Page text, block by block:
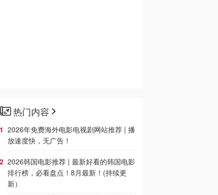
热门内容
2026年免费海外电影电视剧网站推荐 | 播
放速度快，无广告！
2026韩国电影推荐 | 最新好看的韩国电影
排行榜，必看盘点！8月最新！(持续更
新）